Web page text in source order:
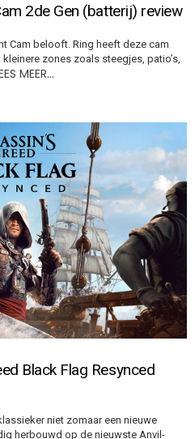
2de Gen (batterij) review
Cam belooft. Ring heeft deze cam
zones zoals steegjes, patio’s,
MEER…
Black Flag Resynced
niet zomaar een nieuwe
herbouwd op de nieuwste Anvil-